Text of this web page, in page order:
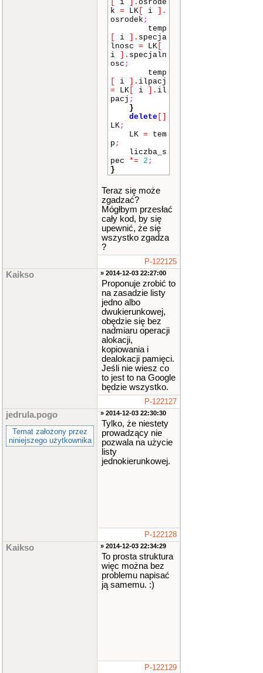
i . osrode
k = LK i
.
osrodek ;
temp
i . specja
lnosc = LK
i
. specjaln
osc ;
temp
i . ilpacj
= LK i . il
pacj ;
}
delete
LK;
LK = tem
p ;
liczba_s
pec *= 2 ;
}
Teraz się może
zgadzać?
Mógłbym przesłać
cały kod, by się
upewnić, że się
wszystko zgadza
?
P-122125
Kaikso » 2014-12-03 22:27:00
Proponuje zrobić to
na zasadzie listy
jedno albo
dwukierunkowej,
obędzie się bez
nadmiaru operacji
alokacji,
kopiowania i
dealokacji pamięci.
Jeśli nie wiesz co
to jest to na Google
będzie wszystko.
P-122127
jedrula.pogo
Temat założony przez
niniejszego użytkownika
» 2014-12-03 22:30:30
Tylko, że niestety
prowadzący nie
pozwala na użycie
listy
jednokierunkowej.
P-122128
Kaikso » 2014-12-03 22:34:29
To prosta struktura
więc można bez
problemu napisać
ją samemu. :)
P-122129